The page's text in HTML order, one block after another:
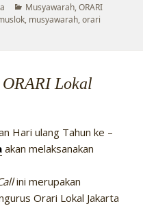
Kategori
Musyawarah,ORARI
, musyawarah,orari
Lokal Jakarta Utara
Lokal
Hari ulang Tahun ke –
akan melaksanakan
ini merupakan
Orari Lokal Jakarta